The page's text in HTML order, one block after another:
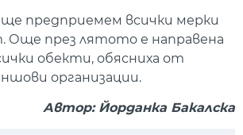
предприемем всички мерки
Още през лятото е направена
обекти, обясниха от
организации.
Автор: Йорданка Бакалска